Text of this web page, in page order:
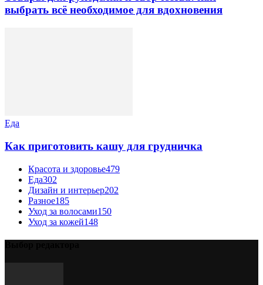
выбрать всё необходимое для вдохновения
Еда
Как приготовить кашу для грудничка
Красота и здоровье479
Еда302
Дизайн и интерьер202
Разное185
Уход за волосами150
Уход за кожей148